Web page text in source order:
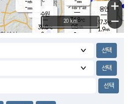
용인
37.3℃
1.9m/s
m/s
mm
기흥구갈
36.8℃
0.5m/s
-
m/s
-mm
mm
수원
35.8℃
2 m/s
+
−
20 km